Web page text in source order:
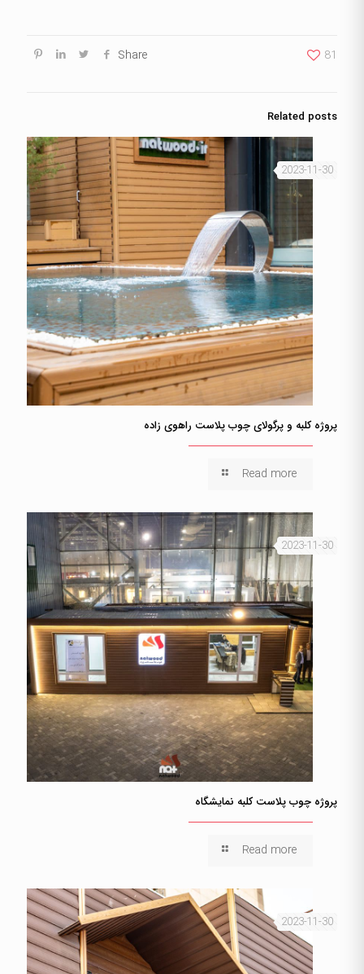
Share 81
Related posts
2023-11-30
پروژه کلبه و پرگولای چوب پلاست راهوی زاده
Read more
2023-11-30
پروژه چوب پلاست کلبه نمایشگاه
Read more
2023-11-30